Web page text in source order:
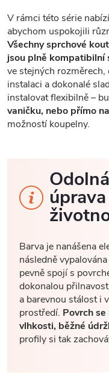
V rámci této série
abychom uspokojili
Všechny sprchové
jsou plně kompatibilní
ve stejných
instalaci a dokonalé
instalovat flexibilně –
vaničku, nebo přímo
možností koupelny.
Barva je nanášena
následně
pevně spojí s
dokonalou
a barevnou stálost i
prostředí. Povrch
vlhkosti, běžné
profily si tak